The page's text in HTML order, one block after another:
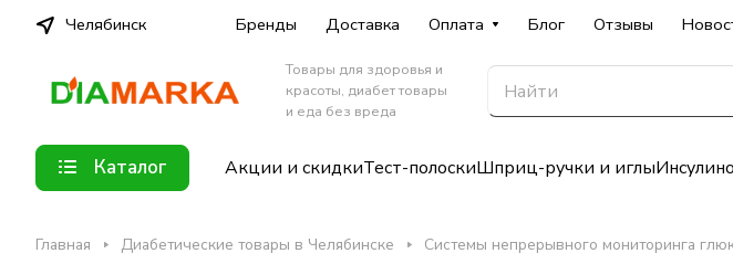
Челябинск Бренды Доставка Оплата Блог Отзывы
Товары для здоровья и
красоты, диабет товары
и еда без вреда
Каталог Акции и скидкиТест-полоскиШприц-ручки и иглы
Главная Диабетические товары в Челябинске Системы непрерывного мониторинга